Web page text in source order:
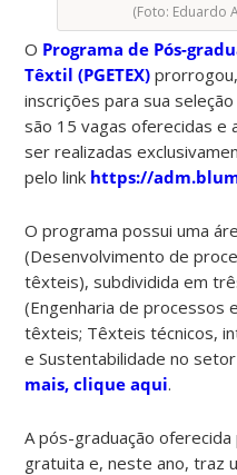
(Foto: Eduardo
O Programa de Pós-
Têxtil (PGETEX)
inscrições para sua
são 15 vagas oferecidas e
ser realizadas
pelo link https://
O programa possui uma
(Desenvolvimento de
têxteis), subdividida em
(Engenharia de processos
têxteis; Têxteis técnicos,
e Sustentabilidade no
mais, clique aqui.
A pós-graduação oferecida
gratuita e, neste ano, traz